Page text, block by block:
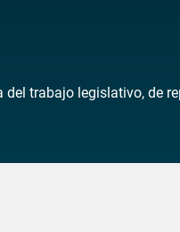
trabajo legislativo, de